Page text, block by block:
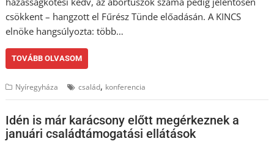
csökkent – hangzott el Fűrész Tünde előadásán. A KINCS
elnöke hangsúlyozta: több…
TOVÁBB OLVASOM
Nyíregyháza család, konferencia
Idén is már karácsony előtt megérkeznek a
januári családtámogatási ellátások